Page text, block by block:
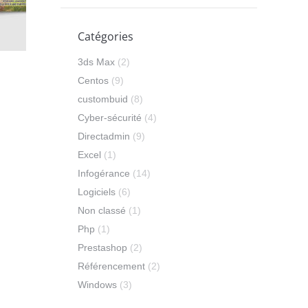
Catégories
3ds Max (2)
Centos (9)
custombuid (8)
Cyber-sécurité (4)
Directadmin (9)
Excel (1)
Infogérance (14)
Logiciels (6)
Non classé (1)
Php (1)
Prestashop (2)
Référencement (2)
Windows (3)